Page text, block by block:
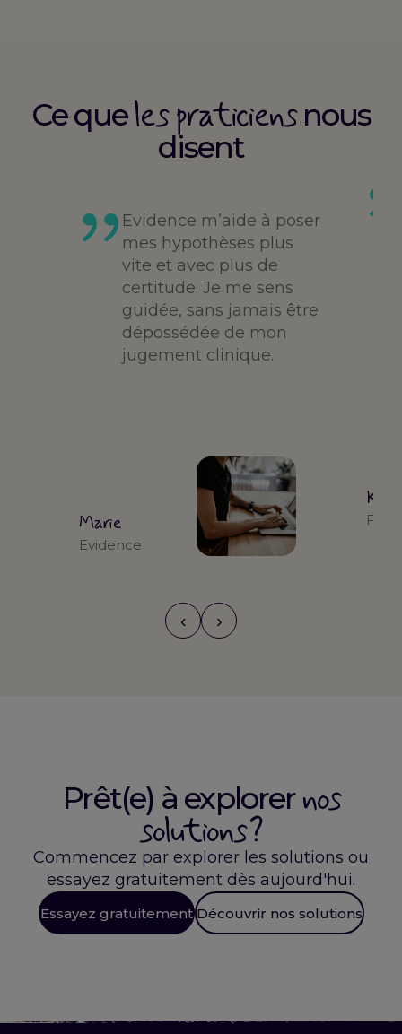
Ce queles praticiensnous
disent
Evidence m’aide à poser
mes hypothèses plus
vite et avec plus de
certitude. Je me sens
guidée, sans jamais être
dépossédée de mon
jugement clinique.
Marie
Evidence
‹ ›
Prêt(e) à explorernos
solutions ?
Commencez par explorer les solutions ou
essayez gratuitement dès aujourd'hui.
Essayez gratuitement Découvrir nos solutions